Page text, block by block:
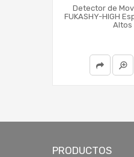
Detector de
FUKASHY-HIGH
Altos
PRODUCTOS